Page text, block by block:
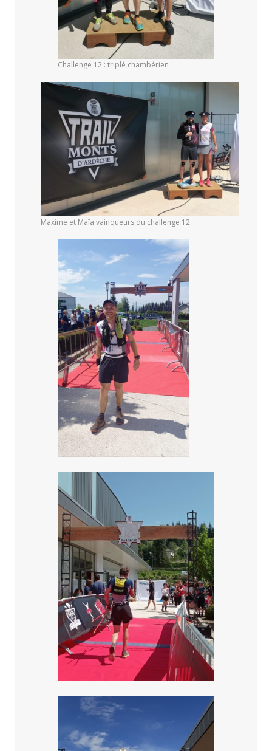
Challenge 12 : triplé chambérien
Maxime et Maïa vainqueurs du challenge 12